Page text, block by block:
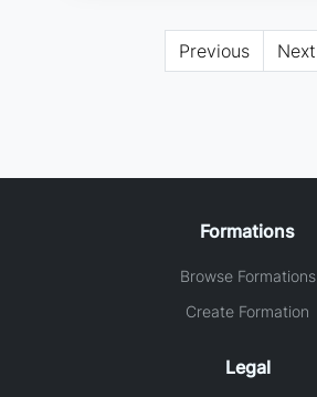
Previous Next
Formations
Browse Formations
Create Formation
Legal